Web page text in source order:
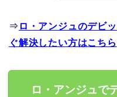
⇒ ロ・アンジュのデビ
ぐ解決したい方はこちら
ロ・アンジュで